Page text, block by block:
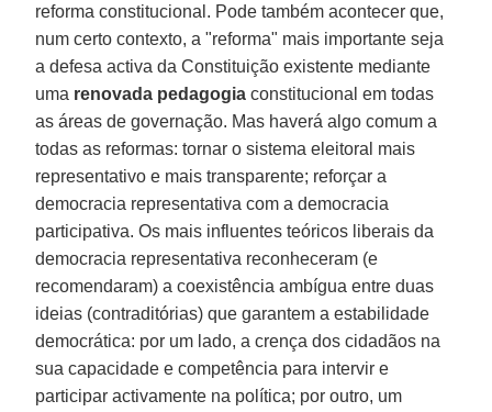
reforma constitucional. Pode também acontecer que,
num certo contexto, a "reforma" mais importante seja
a defesa activa da Constituição existente mediante
uma renovada pedagogia constitucional em todas
as áreas de governação. Mas haverá algo comum a
todas as reformas: tornar o sistema eleitoral mais
representativo e mais transparente; reforçar a
democracia representativa com a democracia
participativa. Os mais influentes teóricos liberais da
democracia representativa reconheceram (e
recomendaram) a coexistência ambígua entre duas
ideias (contraditórias) que garantem a estabilidade
democrática: por um lado, a crença dos cidadãos na
sua capacidade e competência para intervir e
participar activamente na política; por outro, um